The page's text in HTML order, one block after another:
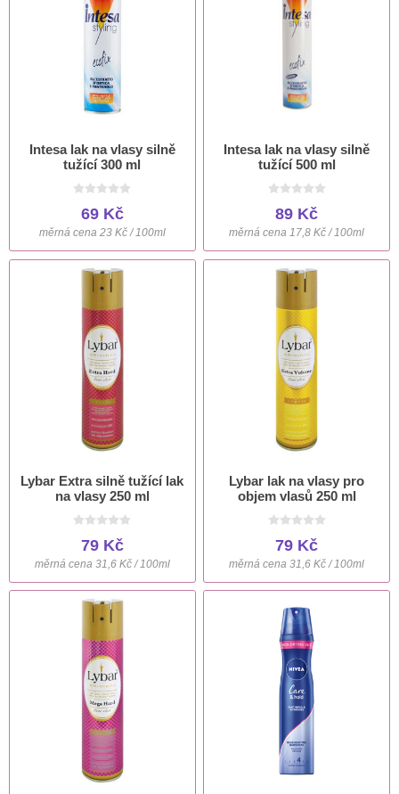
Intesa lak na vlasy silně
tužící 300 ml
69 Kč
měrná cena 23 Kč / 100ml
Intesa lak na vlasy silně
tužící 500 ml
89 Kč
měrná cena 17,8 Kč / 100ml
Lybar Extra silně tužící lak
na vlasy 250 ml
79 Kč
měrná cena 31,6 Kč / 100ml
Lybar lak na vlasy pro
objem vlasů 250 ml
79 Kč
měrná cena 31,6 Kč / 100ml